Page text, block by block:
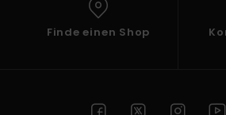
Finde einen Shop